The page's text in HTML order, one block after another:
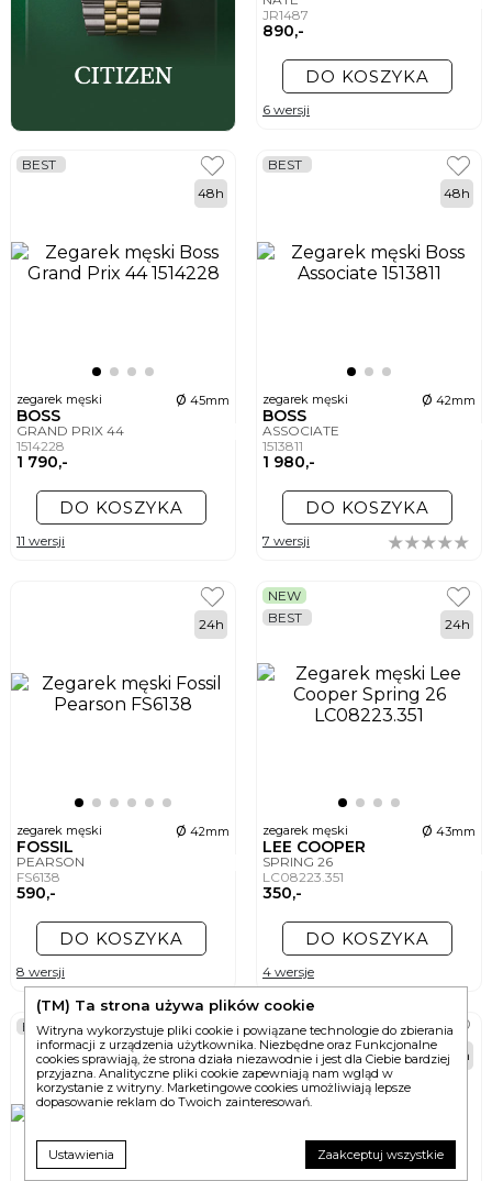
JR1487
890,-
DO KOSZYKA
6 wersji
zegarek męski ø 45mm
BOSS
GRAND PRIX 44
1514228
1 790,-
BEST
48h
DO KOSZYKA
11 wersji
zegarek męski ø 42mm
BOSS
ASSOCIATE
1513811
1 980,-
BEST
48h
DO KOSZYKA
7 wersji
zegarek męski ø 42mm
FOSSIL
PEARSON
FS6138
590,-
24h
DO KOSZYKA
8 wersji
zegarek męski ø 43mm
LEE COOPER
SPRING 26
LC08223.351
350,-
NEW
BEST
24h
DO KOSZYKA
4 wersje
BEST
48h
48h
(TM) Ta strona używa plików cookie
Witryna wykorzystuje pliki cookie i powiązane technologie do zbierania
informacji z urządzenia użytkownika. Niezbędne oraz Funkcjonalne
cookies sprawiają, że strona działa niezawodnie i jest dla Ciebie bardziej
przyjazna. Analityczne pliki cookie zapewniają nam wgląd w
korzystanie z witryny. Marketingowe cookies umożliwiają lepsze
dopasowanie reklam do Twoich zainteresowań.
Ustawienia Zaakceptuj wszystkie